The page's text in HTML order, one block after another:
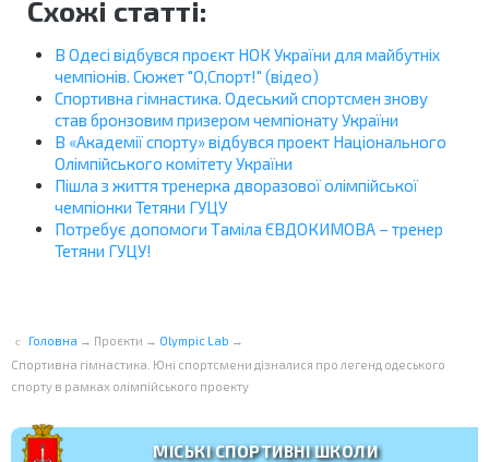
Схожі статті:
В Одесі відбувся проєкт НОК України для майбутніх
чемпіонів. Сюжет "О,Спорт!" (відео)
Спортивна гімнастика. Одеський спортсмен знову
став бронзовим призером чемпіонату України
В «Академії спорту» відбувся проект Національного
Олімпійського комітету України
Пішла з життя тренерка дворазової олімпійської
чемпіонки Тетяни ГУЦУ
Потребує допомоги Таміла ЄВДОКИМОВА – тренер
Тетяни ГУЦУ!
Головна → Проєкти → Olympic Lab →
Спортивна гімнастика. Юні спортсмени дізналися про легенд одеського
спорту в рамках олімпійського проекту
МІСЬКІ СПОРТИВНІ ШКОЛИ